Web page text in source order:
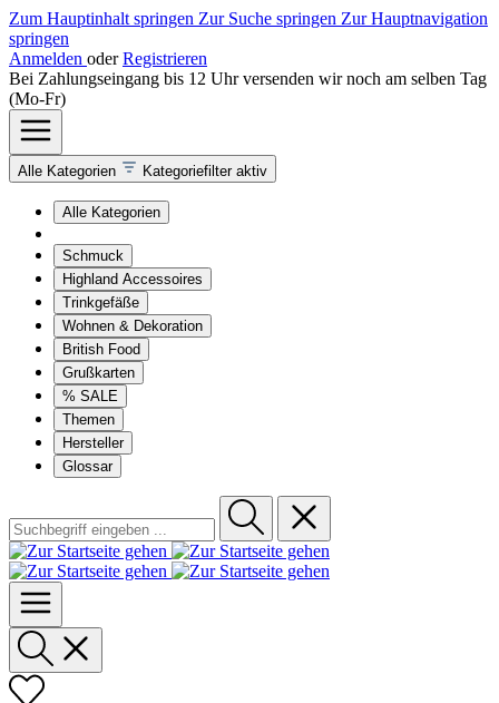
Zum Hauptinhalt springen Zur Suche springen Zur Hauptnavigation
springen
Anmelden oder Registrieren
Bei Zahlungseingang bis 12 Uhr versenden wir noch am selben Tag
(Mo-Fr)
Alle Kategorien Kategoriefilter aktiv
Alle Kategorien
Schmuck
Highland Accessoires
Trinkgefäße
Wohnen & Dekoration
British Food
Grußkarten
% SALE
Themen
Hersteller
Glossar